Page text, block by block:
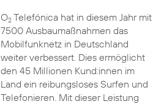
O2Telefónica hat in diesem Jahr mit
7500 Ausbaumaßnahmen das
Mobilfunknetz in Deutschland
weiter verbessert. Dies ermöglicht
den 45 Millionen Kund:innen im
Land ein reibungsloses Surfen und
Telefonieren. Mit dieser Leistung